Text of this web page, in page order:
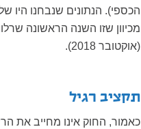
מכיוון שזו השנה הראשונה
(אוקטובר 2018).
תקציב רגיל
כאמור, החוק אינו מחייב את